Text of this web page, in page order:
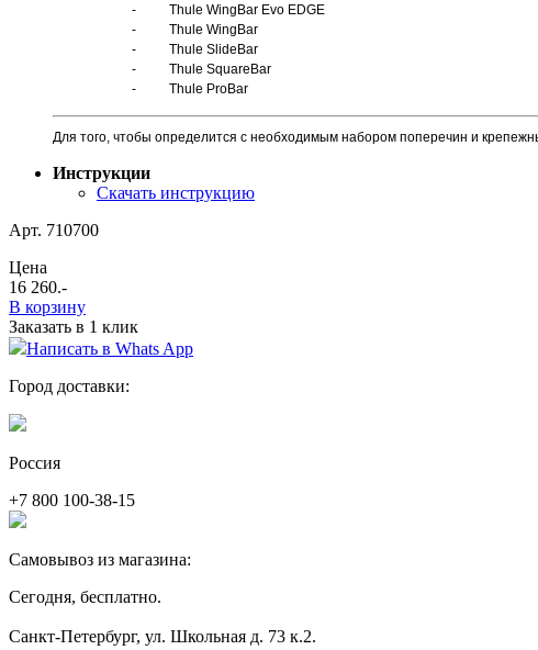
- Thule WingBar Evo EDGE
- Thule WingBar
- Thule SlideBar
- Thule SquareBar
- Thule ProBar
Для того, чтобы определится с необходимым набором поперечин и
Инструкции
Скачать инструкцию
Арт. 710700
Цена
16 260.-
В корзину
Заказать в 1 клик
Написать в Whats App
Город доставки:
Россия
+7 800 100-38-15
Самовывоз из магазина:
Сегодня, бесплатно.
Санкт-Петербург, ул. Школьная д. 73 к.2.